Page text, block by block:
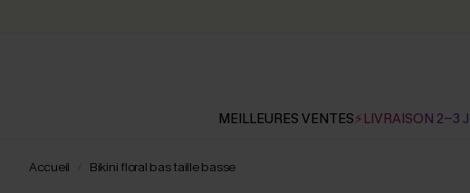
MEILLEURES VENTES⚡LIVRAISON 2-3 J
Accueil Bikini floral bas taille basse